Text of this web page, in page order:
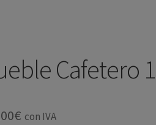
Cafetero
€ con IVA